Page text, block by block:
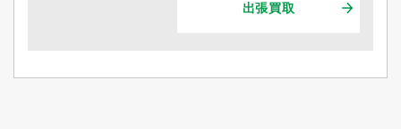
出張買取